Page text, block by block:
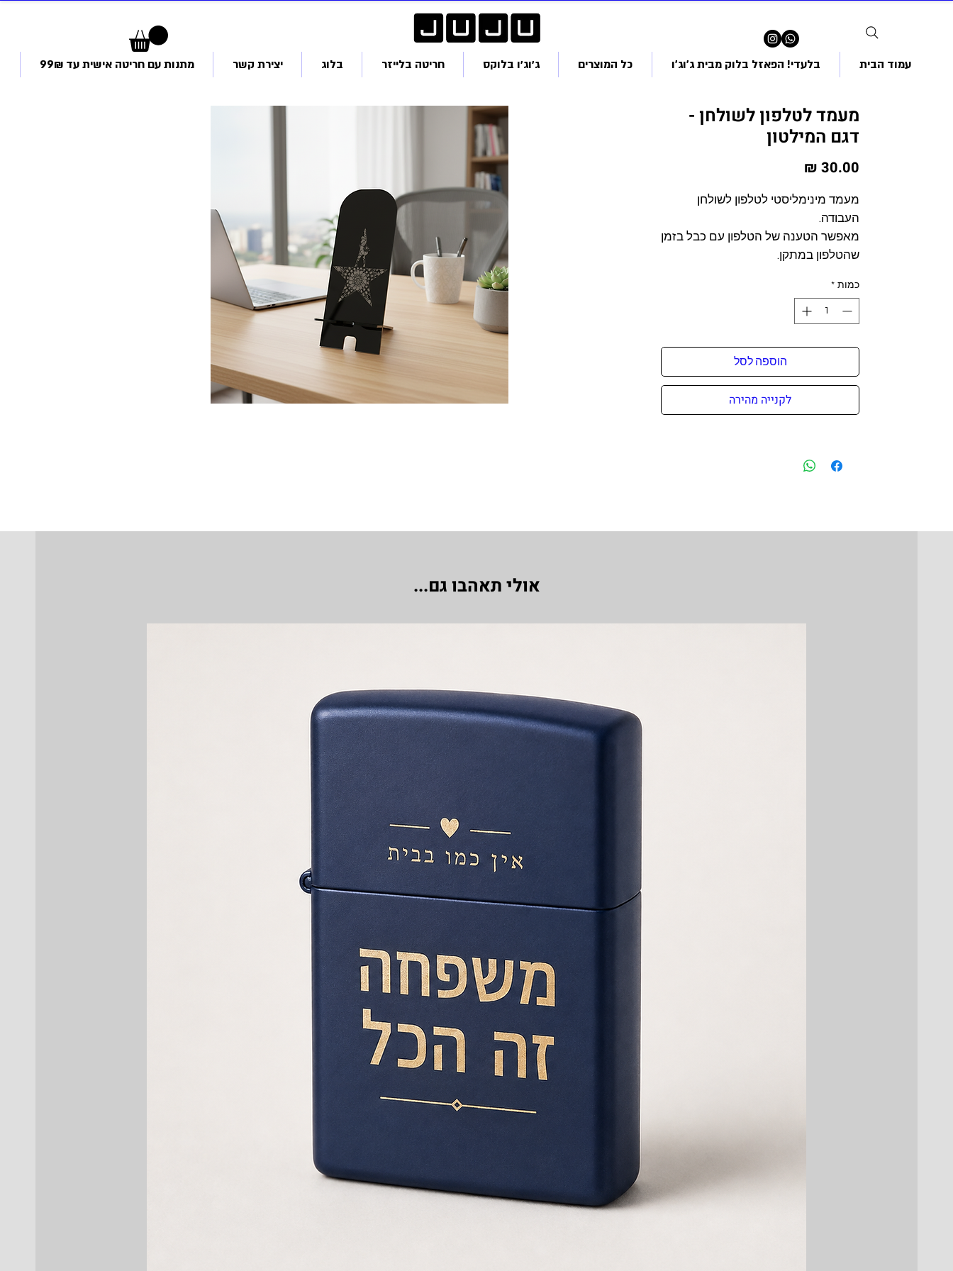
עמוד הבית בלעדי! הפאזל בלוק מבית ג'וג'ו כל המוצרים ג׳וג׳ו בלוקס חריטה בלייזר בלוג יצירת קשר מתנות עם חריטה אישית עד 99₪
מעמד לטלפון לשולחן -
דגם המילטון
מעמד מינימליסטי לטלפון לשולחן
העבודה.
מאפשר הטענה של הטלפון עם כבל בזמן
שהטלפון במתקן.
כמות *
הוספה לסל
לקנייה מהירה
אולי תאהבו גם...